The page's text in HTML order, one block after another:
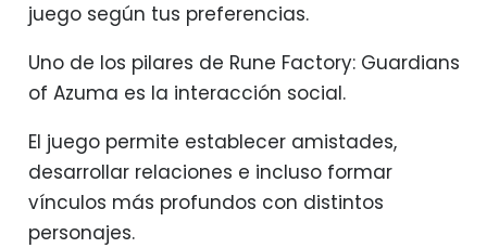
juego según tus preferencias.
Uno de los pilares de Rune Factory: Guardians
of Azuma es la interacción social.
El juego permite establecer amistades,
desarrollar relaciones e incluso formar
vínculos más profundos con distintos
personajes.